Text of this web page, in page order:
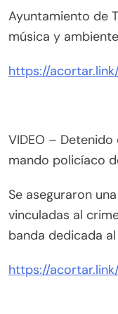
Ayuntamiento de
música y
https://
VIDEO –
mando policíaco
Se aseguraron
vinculadas al
banda dedicada
https://